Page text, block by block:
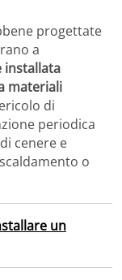
progettate
a
installata
materiali
di
periodica
cenere e
o
un